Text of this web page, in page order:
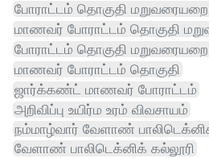
போராட்டம் தொகுதி
மாணவர் போராட்டம் தொகுதி
போராட்டம் தொகுதி
மாணவர் போராட்டம் தொகுதி
ஜார்க்கண்ட் மாணவர் போராட்டம்
அறிவிப்பு உயிர்ம உரம் விவசாயம்
நம்மாழ்வார் வேளாண்
வேளாண் பாலிடெக்னிக் கல்லூரி